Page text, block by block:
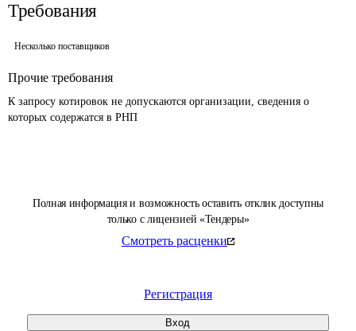
Полная информация и возможность оставить отклик доступны
только с лицензией «Тендеры»
Смотреть расценки
Регистрация
Вход
Требования
Несколько поставщиков
Прочие требования
К запросу котировок не допускаются организации, сведения о
которых содержатся в РНП